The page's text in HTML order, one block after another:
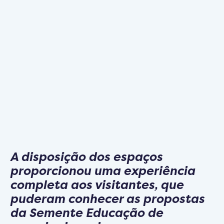
A disposição dos espaços
proporcionou uma experiência
completa aos visitantes, que
puderam conhecer as propostas
da Semente Educação de